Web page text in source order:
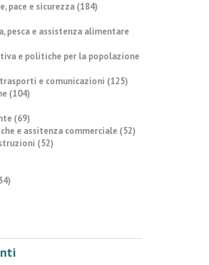
pace e sicurezza (184)
pesca e assistenza alimentare
e politiche per la popolazione
e comunicazioni (125)
(104)
(69)
e assitenza commerciale (52)
(52)